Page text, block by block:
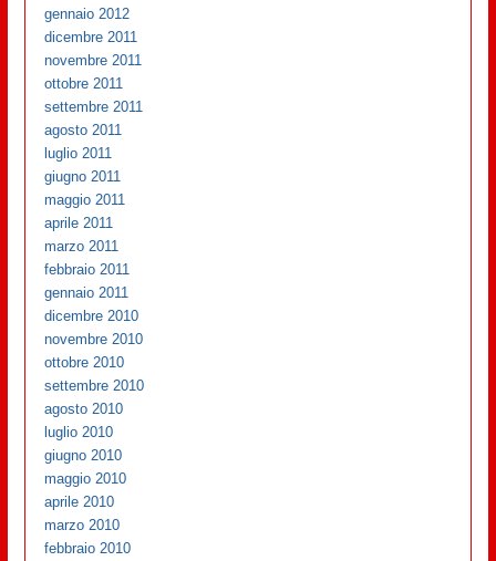
gennaio 2012
dicembre 2011
novembre 2011
ottobre 2011
settembre 2011
agosto 2011
luglio 2011
giugno 2011
maggio 2011
aprile 2011
marzo 2011
febbraio 2011
gennaio 2011
dicembre 2010
novembre 2010
ottobre 2010
settembre 2010
agosto 2010
luglio 2010
giugno 2010
maggio 2010
aprile 2010
marzo 2010
febbraio 2010